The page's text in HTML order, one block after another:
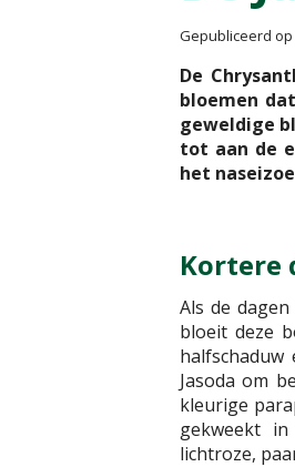
Gepubliceerd op
De
bloemen
geweldige
tot aan de
het
Kortere
Als de
bloeit deze
Jasoda om
kleurige
gekweekt
lichtroze,